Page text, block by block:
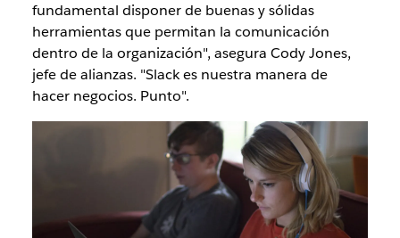
fundamental disponer de buenas y sólidas
herramientas que permitan la comunicación
dentro de la organización", asegura Cody Jones,
jefe de alianzas. "Slack es nuestra manera de
hacer negocios. Punto".